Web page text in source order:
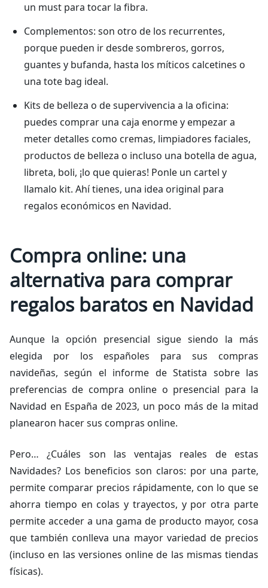
un must para tocar la fibra.
Complementos: son otro de los recurrentes,
porque pueden ir desde sombreros, gorros,
guantes y bufanda, hasta los míticos calcetines o
una tote bag ideal.
Kits de belleza o de supervivencia a la oficina:
puedes comprar una caja enorme y empezar a
meter detalles como cremas, limpiadores faciales,
productos de belleza o incluso una botella de agua,
libreta, boli, ¡lo que quieras! Ponle un cartel y
llamalo kit. Ahí tienes, una idea original para
regalos económicos en Navidad.
Compra online: una
alternativa para comprar
regalos baratos en Navidad
Aunque la opción presencial sigue siendo la más
elegida por los españoles para sus compras
navideñas, según el informe de Statista sobre las
preferencias de compra online o presencial para la
Navidad en España de 2023, un poco más de la mitad
planearon hacer sus compras online.
Pero… ¿Cuáles son las ventajas reales de estas
Navidades? Los beneficios son claros: por una parte,
permite comparar precios rápidamente, con lo que se
ahorra tiempo en colas y trayectos, y por otra parte
permite acceder a una gama de producto mayor, cosa
que también conlleva una mayor variedad de precios
(incluso en las versiones online de las mismas tiendas
físicas).